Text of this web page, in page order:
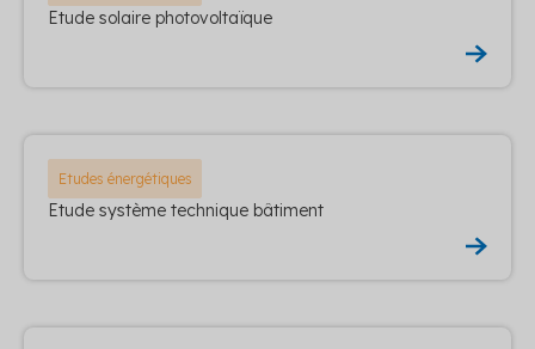
Etude solaire photovoltaïque
Etudes énergétiques
Etude système technique bâtiment